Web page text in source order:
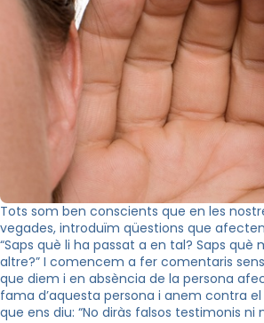
Tots som ben conscients que en les
vegades, introduïm qüestions que
“Saps què li ha passat a en tal? Saps què
altre?” I comencem a fer comentaris
que diem i en absència de la persona
fama d’aquesta persona i anem contra
que ens diu: “No diràs falsos testimonis ni